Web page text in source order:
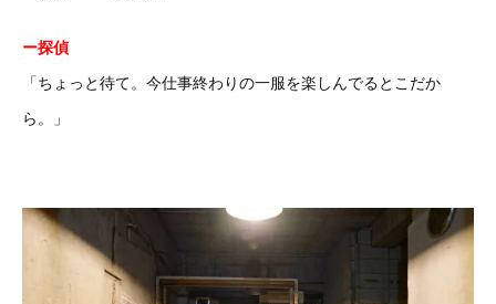
ー探偵
「ちょっと待て。今仕事終わりの一服を楽しんでるとこだか
ら。」